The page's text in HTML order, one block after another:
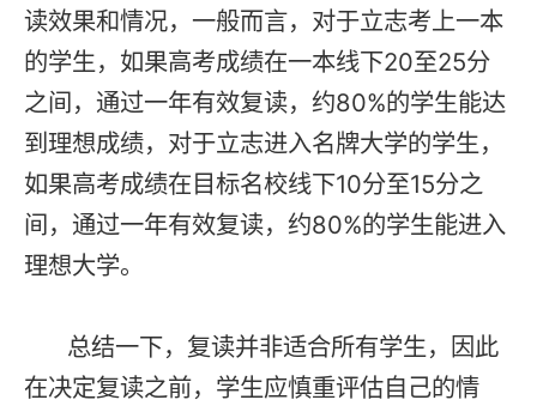
读效果和情况，一般而言，对于立志考上一本
的学生，如果高考成绩在一本线下20至25分
之间，通过一年有效复读，约80%的学生能达
到理想成绩，对于立志进入名牌大学的学生，
如果高考成绩在目标名校线下10分至15分之
间，通过一年有效复读，约80%的学生能进入
理想大学。
总结一下，复读并非适合所有学生，因此
在决定复读之前，学生应慎重评估自己的情